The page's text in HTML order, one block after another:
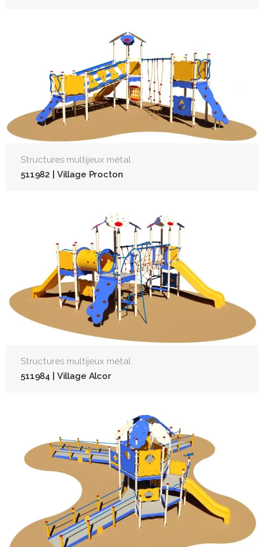
Structures multijeux métal
511982 | Village Procton
Structures multijeux métal
511984 | Village Alcor